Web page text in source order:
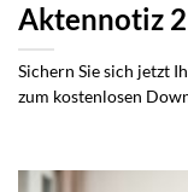
Aktennotiz 2
Sichern Sie sich jetzt
zum kostenlosen